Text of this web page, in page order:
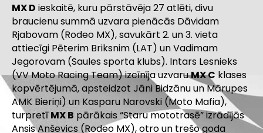
MX D ieskaitē, kuru pārstāvēja 27 atlēti, divu
braucienu summā uzvara pienācās Dāvidam
Rjabovam (Rodeo MX), savukārt 2. un 3. vieta
attiecīgi Pēterim Briksnim (LAT) un Vadimam
Jegorovam (Saules sporta klubs). Intars Lesnieks
(VV Moto Racing Team) izcīnīja uzvaruMX C klases
kopvērtējumā, apsteidzot Jāni Bidzānu un Mārupes
AMK Bieriņi) un Kasparu Narovski (Moto Mafia),
turpretīMX B pārākais “Staru mototrasē” izrādījās
Ansis Anševics (Rodeo MX), otro un trešo goda